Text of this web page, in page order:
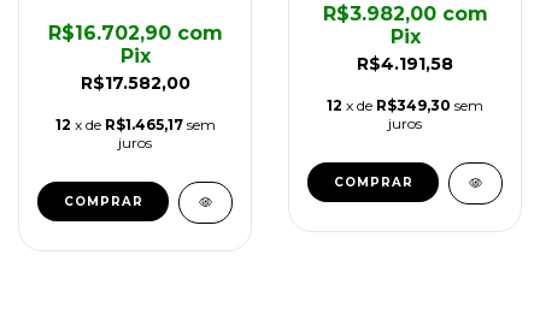
R$17.582,00
R$16.702,90 com
Pix
12 x de R$1.465,17 sem
juros
COMPRAR
R$4.191,58
R$3.982,00 com
Pix
12 x de R$349,30 sem
juros
COMPRAR